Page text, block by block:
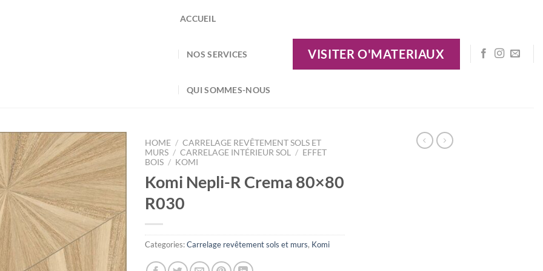
ACCUEIL
NOS SERVICES
QUI SOMMES-NOUS
VISITER O'MATERIAUX
HOME / CARRELAGE REVÊTEMENT SOLS ET
MURS / CARRELAGE INTÉRIEUR SOL / EFFET
BOIS / KOMI
Komi Nepli-R Crema 80×80
R030
Categories:Carrelage revêtement sols et murs, Komi